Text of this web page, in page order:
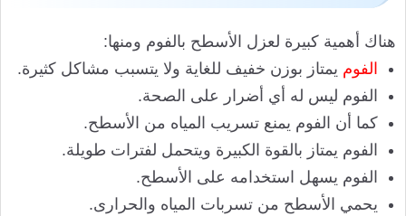
هناك أهمية كبيرة لعزل الأسطح بالفوم ومنها:
الفوم يمتاز بوزن خفيف للغاية ولا يتسبب مشاكل كثيرة.
الفوم ليس له أي أضرار على الصحة.
كما أن الفوم يمنع تسريب المياه من الأسطح.
الفوم يمتاز بالقوة الكبيرة ويتحمل لفترات طويلة.
الفوم يسهل استخدامه على الأسطح.
يحمي الأسطح من تسربات المياه والحرارى.